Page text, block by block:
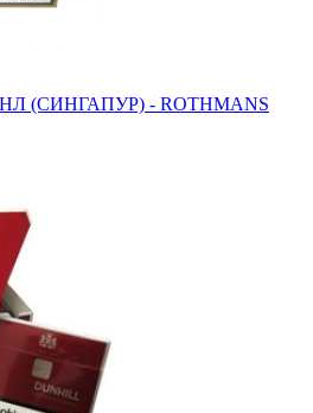
(СИНГАПУР) - ROTHMANS